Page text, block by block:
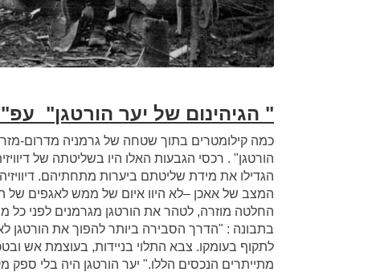
" הגיהינום של יער הורטגן"
כמה קילומטרים בתוך שטחה של גרמניה מדרום-
המצב של אאכן –לא היוו איום של ממש לאגפים
החלטה מוזרה, לטהר את הורטגן מגרמנים לפני כל
בתבונה : "הדרך הסבירה ביותר להפוך את הורטגן
לתקוף בעומקו. צבא התלוי בניידות, בעוצמת אש
מתייתרים הנכסים הללו." יער הורטגן היה בלי ספק